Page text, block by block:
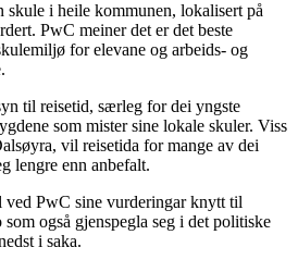
skule i heile kommunen, lokalisert på
PwC meiner det er det beste
for elevane og arbeids- og
til reisetid, særleg for dei yngste
som mister sine lokale skuler. Viss
vil reisetida for mange av dei
lengre enn anbefalt.
ved PwC sine vurderingar knytt til
også gjenspegla seg i det politiske
i saka.